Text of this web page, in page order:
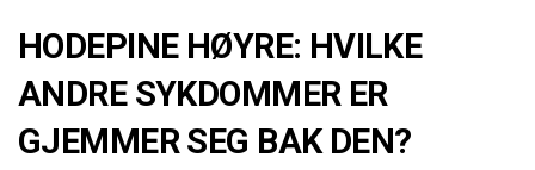
HODEPINE HØYRE: HVILKE
ANDRE SYKDOMMER ER
GJEMMER SEG BAK DEN?